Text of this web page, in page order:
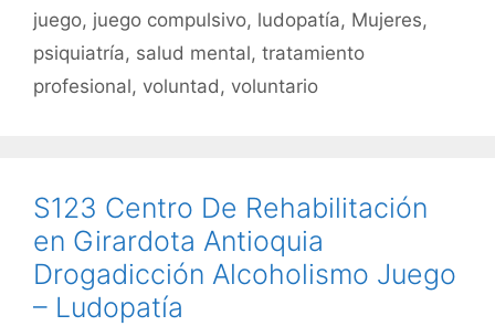
juego, juego compulsivo, ludopatía, Mujeres,
psiquiatría, salud mental, tratamiento
profesional, voluntad, voluntario
S123 Centro De Rehabilitación
en Girardota Antioquia
Drogadicción Alcoholismo Juego
– Ludopatía